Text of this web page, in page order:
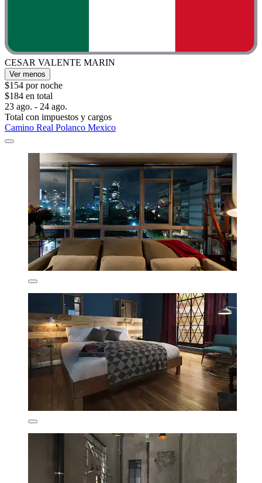
CESAR VALENTE MARIN
Ver menos
$154 por noche
$184 en total
23 ago. - 24 ago.
Total con impuestos y cargos
Camino Real Polanco Mexico